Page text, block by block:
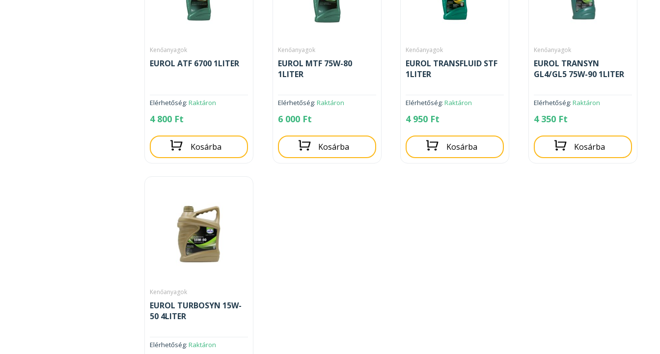
Kenőanyagok
EUROL ATF 6700 1LITER
Elérhetőség:Raktáron
4 800 Ft
Kosárba
Kenőanyagok
EUROL MTF 75W-80
1LITER
Elérhetőség: Raktáron
6 000 Ft
Kosárba
Kenőanyagok
EUROL TRANSFLUID STF
1LITER
Elérhetőség:Raktáron
4 950 Ft
Kosárba
Kenőanyagok
EUROL TRANSYN
GL4/GL5 75W-90 1LITER
Elérhetőség: Raktáron
4 350 Ft
Kosárba
Kenőanyagok
EUROL TURBOSYN 15W-
50 4LITER
Elérhetőség:Raktáron